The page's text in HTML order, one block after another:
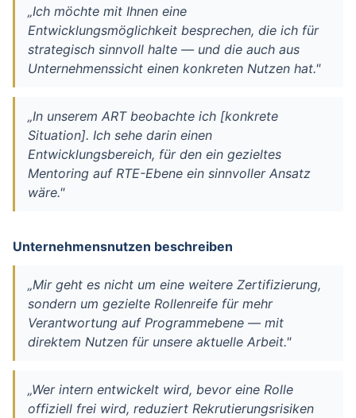
„Ich möchte mit Ihnen eine
Entwicklungsmöglichkeit besprechen, die ich für
strategisch sinnvoll halte — und die auch aus
Unternehmenssicht einen konkreten Nutzen hat."
„In unserem ART beobachte ich [konkrete
Situation]. Ich sehe darin einen
Entwicklungsbereich, für den ein gezieltes
Mentoring auf RTE-Ebene ein sinnvoller Ansatz
wäre."
Unternehmensnutzen beschreiben
„Mir geht es nicht um eine weitere Zertifizierung,
sondern um gezielte Rollenreife für mehr
Verantwortung auf Programmebene — mit
direktem Nutzen für unsere aktuelle Arbeit."
„Wer intern entwickelt wird, bevor eine Rolle
offiziell frei wird, reduziert Rekrutierungsrisiken